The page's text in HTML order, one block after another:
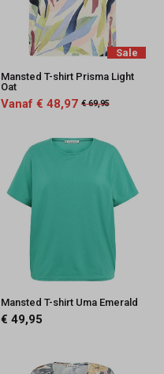
Sale
Mansted T-shirt Prisma Light
Oat
Vanaf € 48,97 € 69,95
Mansted T-shirt Uma Emerald
€ 49,95